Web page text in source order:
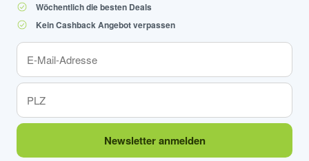
Wöchentlich die besten Deals
Kein Cashback Angebot verpassen
Newsletter anmelden